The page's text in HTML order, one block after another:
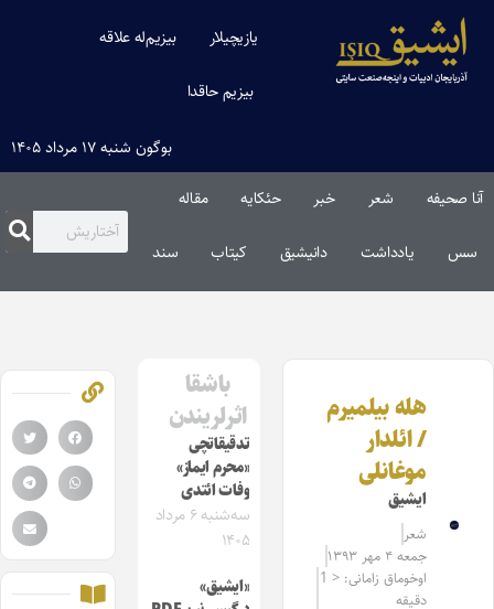
یازیچیلار بیزیم‌له علاقه
بیزیم حاقدا
بوگون شنبه ۱۷ مرداد ۱۴۰۵
آنا صحیفه شعر خبر حئکایه مقاله‌
سس یادداشت دانیشیق کیتاب سند
هله بیلمیرم
/ ائلدار
موغانلی
ایشیق
شعر
جمعه ۴ مهر ۱۳۹۳
اوخوماق زامانی: < 1
دقیقه
باشقا
اثرلریندن
تدقیقاتچی
«محرم ایماز»
وفات ائتدی
سه‌شنبه ۶ مرداد
۱۴۰۵
«ایشیق»